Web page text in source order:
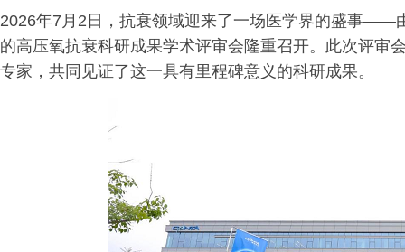
2026年7月2日，抗衰领域迎来了一场医学界的盛事——
的高压氧抗衰科研成果学术评审会隆重召开。此次评审
专家，共同见证了这一具有里程碑意义的科研成果。